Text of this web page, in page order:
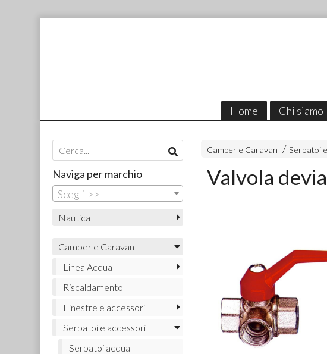
Home Chi siamo
Camper e Caravan Serbatoi
Valvola
Naviga per marchio
Scegli >>
Nautica
Camper e Caravan
Linea Acqua
Riscaldamento
Finestre e accessori
Serbatoi e accessori
Serbatoi acqua